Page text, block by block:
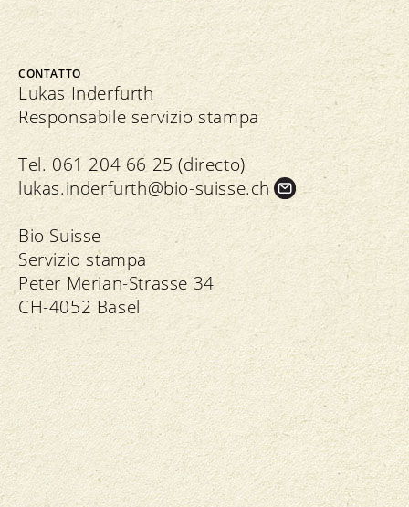
CONTATTO
Lukas Inderfurth
Responsabile servizio stampa
Tel. 061 204 66 25 (directo)
lukas.inderfurth@bio-suisse.ch
Bio Suisse
Servizio stampa
Peter Merian-Strasse 34
CH-4052 Basel